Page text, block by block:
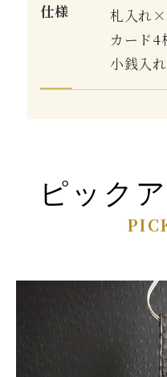
仕様
札入れ
カード4
小銭入
ピック